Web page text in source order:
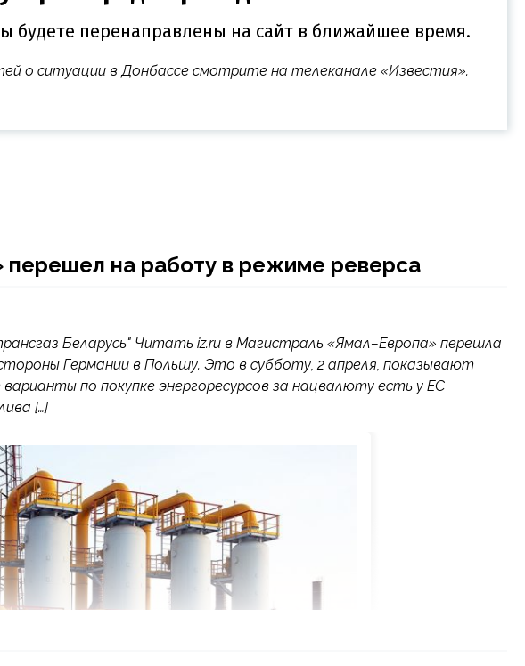
о ситуации в Донбассе смотрите на телеканале «Известия».
перешел на работу в режиме реверса
Беларусь" Читать iz.ru в Магистраль «Ямал–Европа» перешла
Германии в Польшу. Это в субботу, 2 апреля, показывают
по покупке энергоресурсов за нацвалюту есть у ЕС
[…]